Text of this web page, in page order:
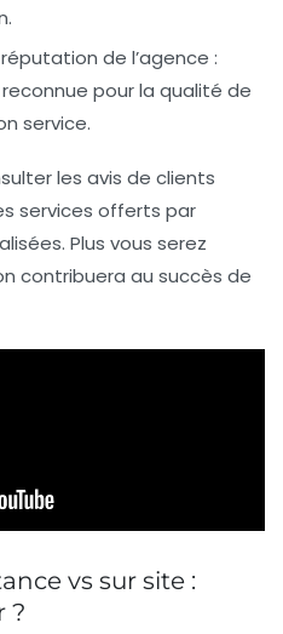
de l’agence :
pour la qualité de
service.
les avis de clients
services offerts par
Plus vous serez
contribuera au succès de
vs sur site :
?